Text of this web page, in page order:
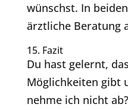
wünschst. In
ärztliche Beratung
15. Fazit
Du hast gelernt,
Möglichkeiten gibt
nehme ich nicht